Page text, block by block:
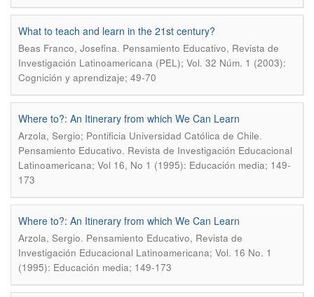
What to teach and learn in the 21st century?
Beas Franco, Josefina. Pensamiento Educativo, Revista de
Investigación Latinoamericana (PEL); Vol. 32 Núm. 1 (2003):
Cognición y aprendizaje; 49-70
Where to?: An Itinerary from which We Can Learn
Arzola, Sergio; Pontificia Universidad Católica de Chile.
Pensamiento Educativo. Revista de Investigación Educacional
Latinoamericana; Vol 16, No 1 (1995): Educación media; 149-
173
Where to?: An Itinerary from which We Can Learn
Arzola, Sergio. Pensamiento Educativo, Revista de
Investigación Educacional Latinoamericana; Vol. 16 No. 1
(1995): Educación media; 149-173